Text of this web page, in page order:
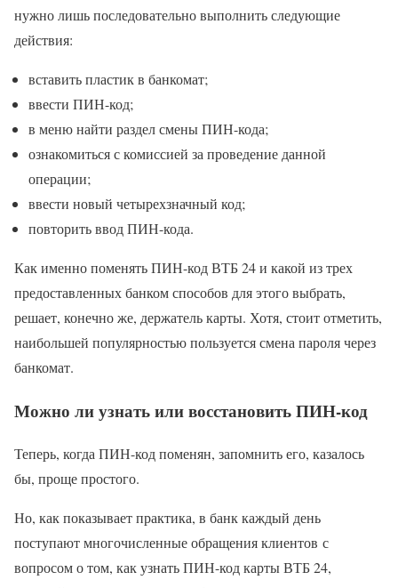
нужно лишь последовательно выполнить следующие
действия:
вставить пластик в банкомат;
ввести ПИН-код;
в меню найти раздел смены ПИН-кода;
ознакомиться с комиссией за проведение данной
операции;
ввести новый четырехзначный код;
повторить ввод ПИН-кода.
Как именно поменять ПИН-код ВТБ 24 и какой из трех
предоставленных банком способов для этого выбрать,
решает, конечно же, держатель карты. Хотя, стоит отметить,
наибольшей популярностью пользуется смена пароля через
банкомат.
Можно ли узнать или восстановить ПИН-код
Теперь, когда ПИН-код поменян, запомнить его, казалось
бы, проще простого.
Но, как показывает практика, в банк каждый день
поступают многочисленные обращения клиентов с
вопросом о том, как узнать ПИН-код карты ВТБ 24,